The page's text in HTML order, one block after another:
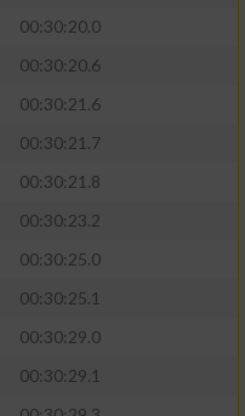
00:30:20.0
00:30:20.6
00:30:21.6
00:30:21.7
00:30:21.8
00:30:23.2
00:30:25.0
00:30:25.1
00:30:29.0
00:30:29.1